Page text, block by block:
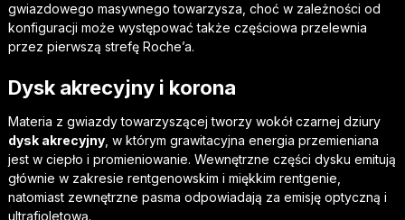
gwiazdowego masywnego towarzysza, choć w zależności od
konfiguracji może występować także częściowa przelewnia
przez pierwszą strefę Roche’a.
Dysk akrecyjny i korona
Materia z gwiazdy towarzyszącej tworzy wokół czarnej dziury
dysk akrecyjny, w którym grawitacyjna energia przemieniana
jest w ciepło i promieniowanie. Wewnętrzne części dysku emitują
głównie w zakresie rentgenowskim i miękkim rentgenie,
natomiast zewnętrzne pasma odpowiadają za emisję optyczną i
ultrafioletową.